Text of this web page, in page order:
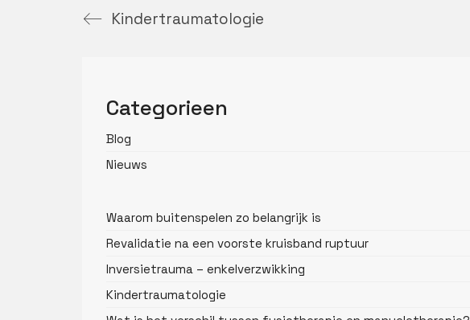
Kindertraumatologie
Categorieen
Blog
Nieuws
Waarom buitenspelen zo belangrijk is
Revalidatie na een voorste kruisband ruptuur
Inversietrauma – enkelverzwikking
Kindertraumatologie